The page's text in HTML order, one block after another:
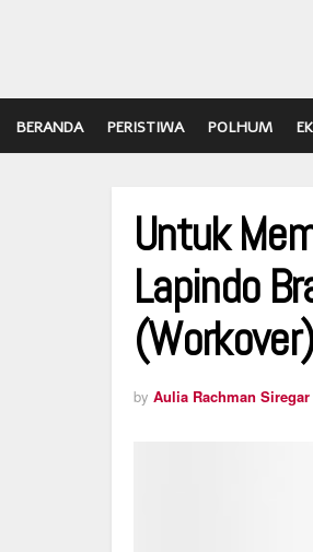
BERANDA PERISTIWA POLHUM
Untuk
Lapindo
by Aulia Rachman Siregar